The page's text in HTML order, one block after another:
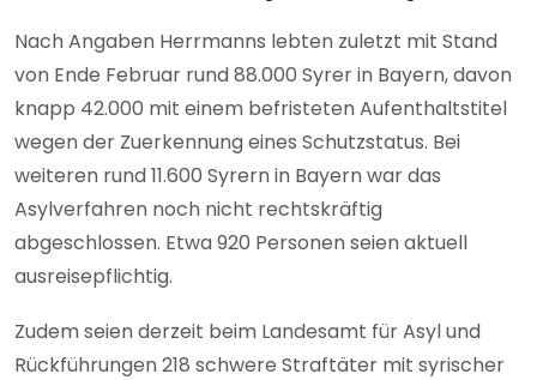
Nach Angaben Herrmanns lebten zuletzt mit Stand
von Ende Februar rund 88.000 Syrer in Bayern, davon
knapp 42.000 mit einem befristeten Aufenthaltstitel
wegen der Zuerkennung eines Schutzstatus. Bei
weiteren rund 11.600 Syrern in Bayern war das
Asylverfahren noch nicht rechtskräftig
abgeschlossen. Etwa 920 Personen seien aktuell
ausreisepflichtig.
Zudem seien derzeit beim Landesamt für Asyl und
Rückführungen 218 schwere Straftäter mit syrischer